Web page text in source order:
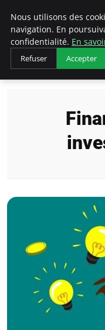
LECFCM
Accueil Financement et
Nous utilisons des
navigation. En
confidentialité. En
Refuser Accepter